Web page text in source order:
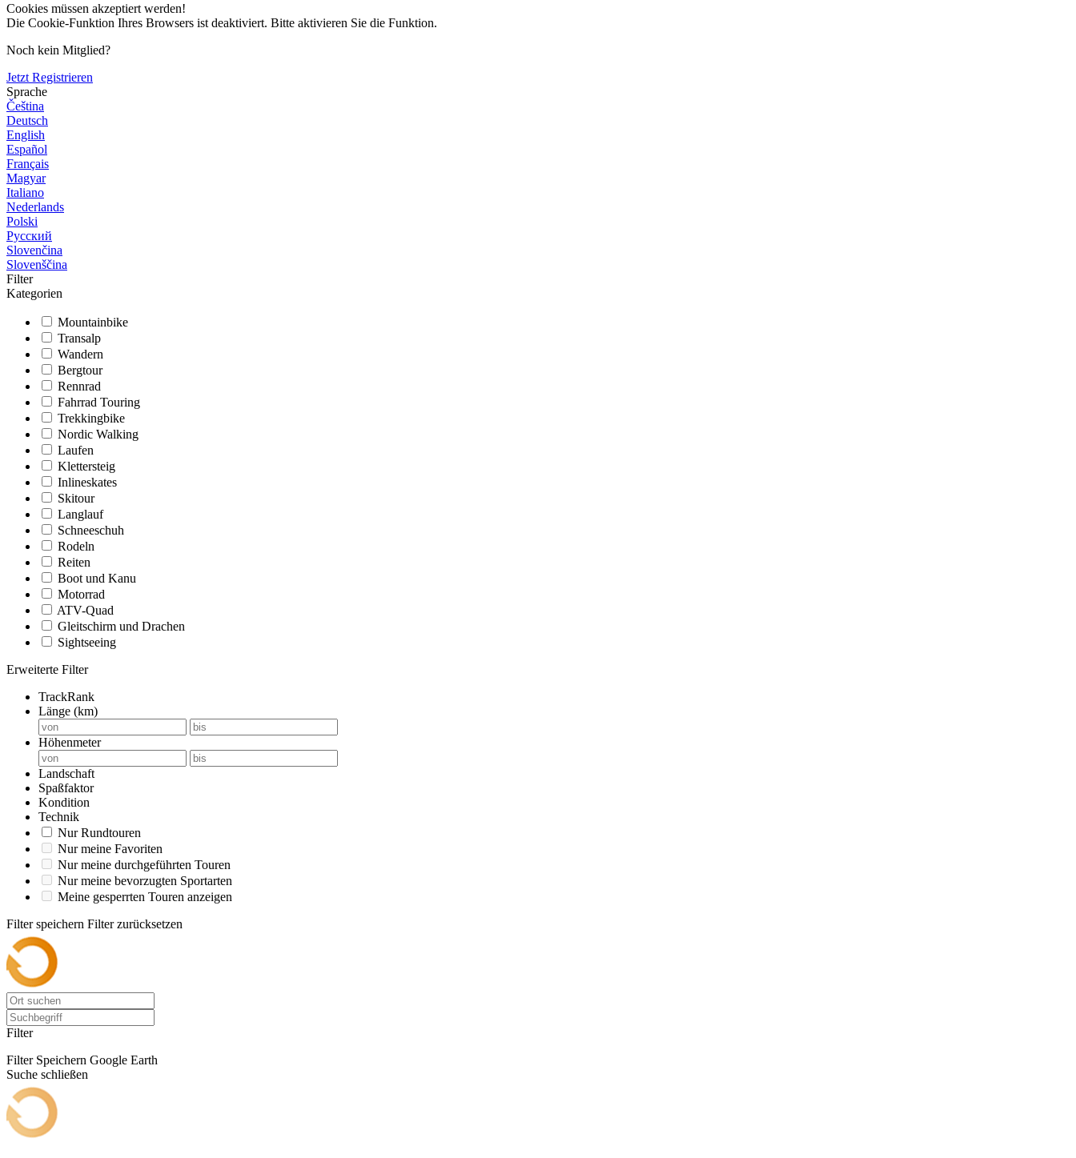
Cookies müssen akzeptiert werden!
Die Cookie-Funktion Ihres Browsers ist deaktiviert. Bitte aktivieren Sie die Funktion.
Noch kein Mitglied?
Jetzt Registrieren
Sprache
Čeština
Deutsch
English
Español
Français
Magyar
Italiano
Nederlands
Polski
Русский
Slovenčina
Slovenščina
Filter
Kategorien
Mountainbike
Transalp
Wandern
Bergtour
Rennrad
Fahrrad Touring
Trekkingbike
Nordic Walking
Laufen
Klettersteig
Inlineskates
Skitour
Langlauf
Schneeschuh
Rodeln
Reiten
Boot und Kanu
Motorrad
ATV-Quad
Gleitschirm und Drachen
Sightseeing
Erweiterte Filter
TrackRank
Länge (km)
Höhenmeter
Landschaft
Spaßfaktor
Kondition
Technik
Nur Rundtouren
Nur meine Favoriten
Nur meine durchgeführten Touren
Nur meine bevorzugten Sportarten
Meine gesperrten Touren anzeigen
Filter speichern Filter zurücksetzen
Filter
Filter Speichern Google Earth
Suche schließen